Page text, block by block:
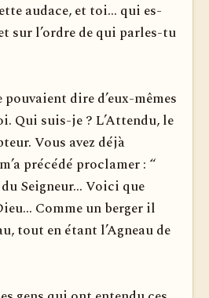
audace, et toi... qui es-
sur l’ordre de qui parles-tu
dire d’eux-mêmes
Qui suis-je ? L’Attendu, le
Vous avez déjà
précédé proclamer : “
Seigneur... Voici que
Comme un berger il
tout en étant l’Agneau de